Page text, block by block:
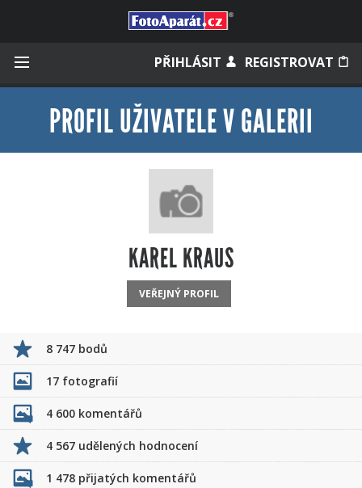
PŘIHLÁSIT REGISTROVAT
Zapomněli jste heslo?
Měli jste účet na starém webu?
PROFIL UŽIVATELE V GALERII
KAREL KRAUS
VEŘEJNÝ PROFIL
8 747 bodů
17 fotografií
4 600 komentářů
4 567 udělených hodnocení
1 478 přijatých komentářů